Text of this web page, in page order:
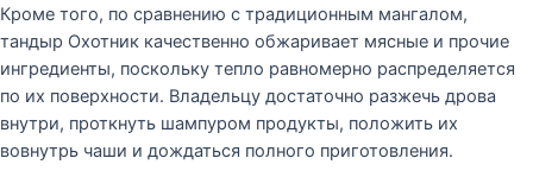
Кроме того, по сравнению с традиционным мангалом,
тандыр Охотник качественно обжаривает мясные и прочие
ингредиенты, поскольку тепло равномерно распределяется
по их поверхности. Владельцу достаточно разжечь дрова
внутри, проткнуть шампуром продукты, положить их
вовнутрь чаши и дождаться полного приготовления.